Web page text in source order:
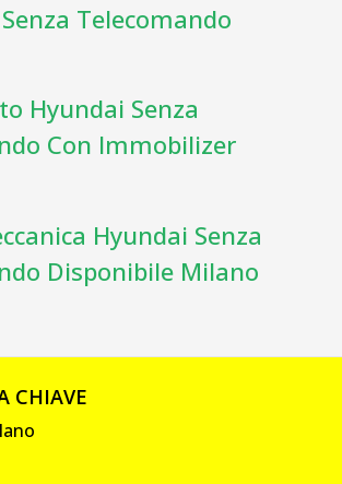
Telecomando
Hyundai Senza
Con Immobilizer
Hyundai Senza
Disponibile Milano
CHIAVE